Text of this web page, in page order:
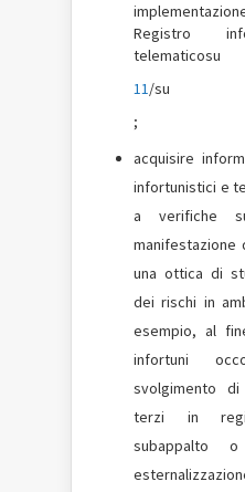
Registro
telematicosu
11/su
;
acquisire
infortunistici e
a verifiche
manifestazione
una ottica di
dei rischi in
esempio, al
infortuni
svolgimento
terzi in
subappalto